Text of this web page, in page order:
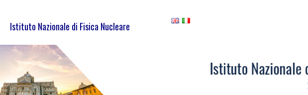
Istituto Nazionale di Fisica Nucleare